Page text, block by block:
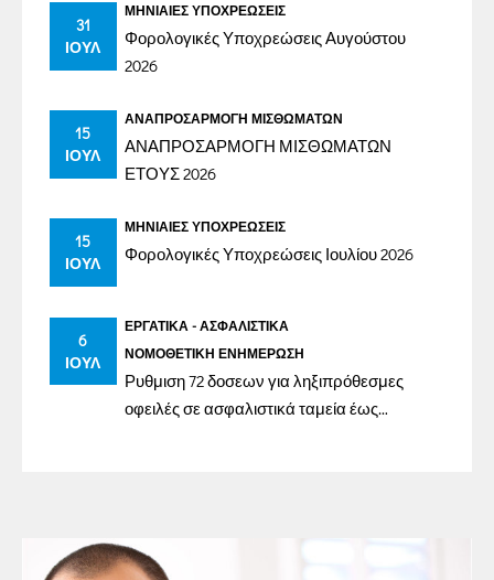
31
ΙΟΎΛ
ΜΗΝΙΑΊΕΣ ΥΠΟΧΡΕΏΣΕΙΣ
Φορολογικές Υποχρεώσεις Αυγούστου
2026
15
ΙΟΎΛ
ΑΝΑΠΡΟΣΑΡΜΟΓΉ ΜΙΣΘΩΜΆΤΩΝ
ΑΝΑΠΡΟΣΑΡΜΟΓΗ ΜΙΣΘΩΜΑΤΩΝ
ΕΤΟΥΣ 2026
15
ΙΟΎΛ
ΜΗΝΙΑΊΕΣ ΥΠΟΧΡΕΏΣΕΙΣ
Φορολογικές Υποχρεώσεις Ιουλίου 2026
6
ΙΟΎΛ
ΕΡΓΑΤΙΚΆ - ΑΣΦΑΛΙΣΤΙΚΆ
ΝΟΜΟΘΕΤΙΚΉ ΕΝΗΜΈΡΩΣΗ
Ρυθμιση 72 δοσεων για ληξιπρόθεσμες
οφειλές σε ασφαλιστικά ταμεία έως